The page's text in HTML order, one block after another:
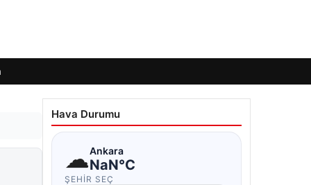
Hava Durumu
☁Ankara
NaN°C
ŞEHIR SEÇ